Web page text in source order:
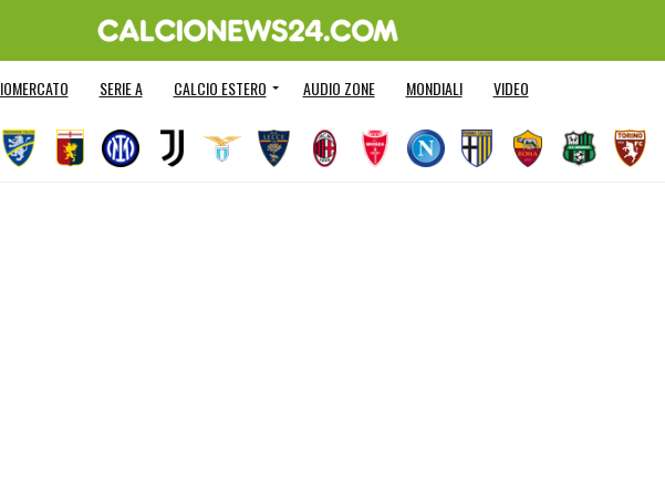
SERIE A CALCIO ESTERO AUDIO ZONE MONDIALI VIDEO